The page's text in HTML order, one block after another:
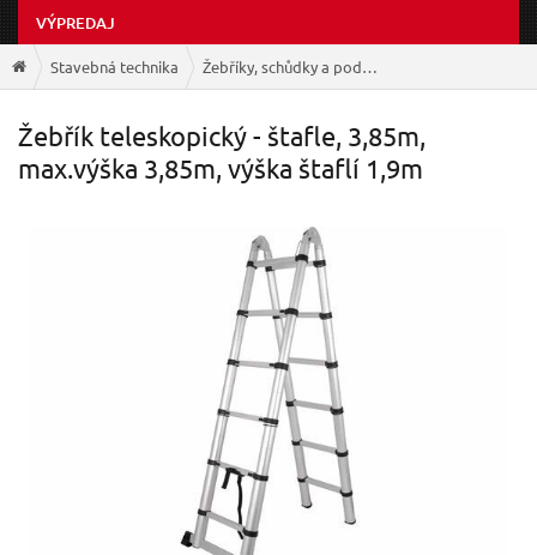
VÝPREDAJ
Stavebná technika Žebříky, schůdky a podstavce
Žebřík teleskopický - štafle, 3,85m,
max.výška 3,85m, výška štaflí 1,9m